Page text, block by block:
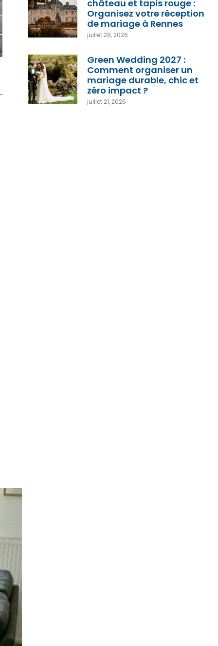
château et tapis rouge :
Organisez votre réception
de mariage à Rennes
juillet 28, 2026
Green Wedding 2027 :
Comment organiser un
mariage durable, chic et
zéro impact ?
juillet 21, 2026